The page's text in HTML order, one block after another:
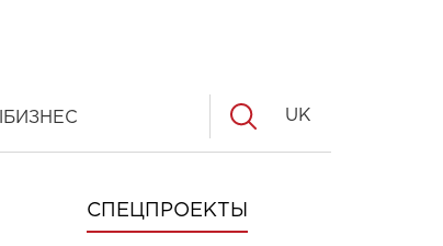
БИЗНЕС UK
СПЕЦПРОЕКТЫ